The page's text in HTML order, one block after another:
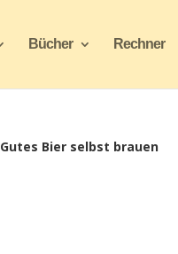
Bücher Rechner
Gutes Bier selbst brauen